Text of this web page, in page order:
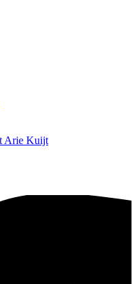
Arie Kuijt